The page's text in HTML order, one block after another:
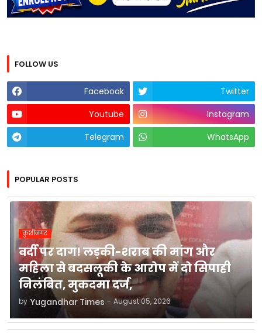
FOLLOW US
Facebook
Twitter
Youtube
Instagram
Telegram
WhatsApp
POPULAR POSTS
कुशीनगर
वर्दी पर दाग! लड़की-शराब की मांग और
महिला से बदसलूकी के आरोप में दो सिपाही
निलंबित, मुकदमा दर्ज,
by Yugandhar Times - August 05, 2026